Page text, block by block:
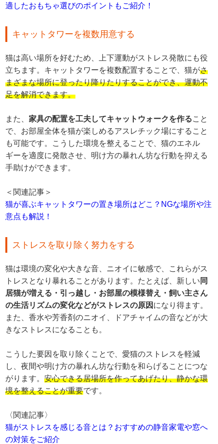
適したおもちゃ選びのポイントもご紹介！
キャットタワーを複数用意する
猫は高い場所を好むため、上下運動がストレス発散にも役
立ちます。キャットタワーを複数配置することで、猫がさ
まざまな場所に登ったり降りたりすることができ、運動不
足を解消できます。
また、家具の配置を工夫してキャットウォークを作ること
で、お部屋全体を猫が楽しめるアスレチック場にすること
も可能です。こうした環境を整えることで、猫のエネル
ギーを適度に発散させ、明け方の暴れん坊な行動を抑える
手助けができます。
＜関連記事＞
猫が喜ぶキャットタワーの置き場所はどこ？NGな場所や注
意点も解説！
ストレスを取り除く努力をする
猫は環境の変化や大きな音、ニオイに敏感で、これらがス
トレスとなり暴れることがあります。たとえば、新しい 同
居猫が増える・引っ越し・お部屋の模様替え・飼い主さん
の生活リズムの変化などがストレスの原因 になり得ます。
また、香水や芳香剤のニオイ、ドアチャイムの音などが大
きなストレスになることも。
こうした要因を取り除くことで、愛猫のストレスを軽減
し、夜間や明け方の暴れん坊な行動を和らげることにつな
がります。安心できる居場所を作ってあげたり、静かな環
境を整えることが重要です。
〈関連記事〉
猫がストレスを感じる音とは？おすすめの静音家電や窓へ
の対策をご紹介